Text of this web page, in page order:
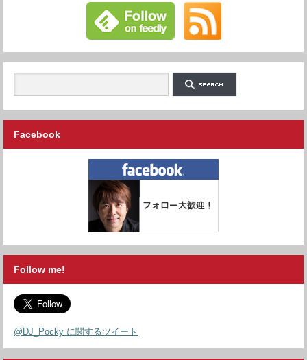
Facebook
Follow me!
@DJ_Pocky に関するツイート